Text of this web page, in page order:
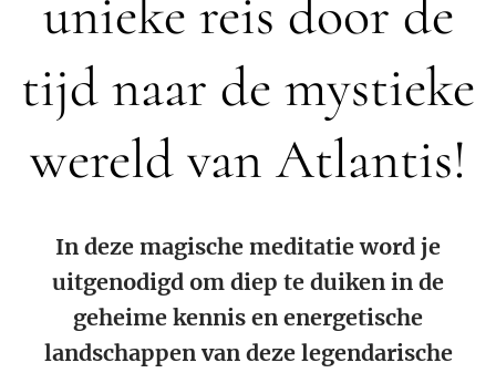
unieke reis door de
tijd naar de mystieke
wereld van Atlantis!
In deze magische meditatie word je
uitgenodigd om diep te duiken in de
geheime kennis en energetische
landschappen van deze legendarische